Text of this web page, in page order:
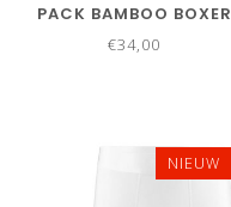
PACK BAMBOO BOXER
SHORTS GRIJS GREY
€34,00
NIEUW